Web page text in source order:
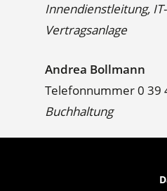
Innendienstleitung,
Vertragsanlage
Andrea Bollmann
Telefonnummer 0 39
Buchhaltung